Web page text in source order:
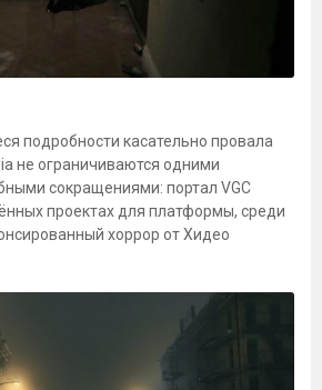
подробности касательно провала
не ограничиваются одними
сокращениями: портал VGC
проектах для платформы, среди
хоррор от Хидео